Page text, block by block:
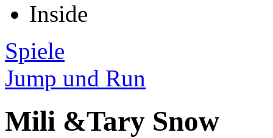
Inside
Spiele
Jump und Run
Mili &Tary Snow